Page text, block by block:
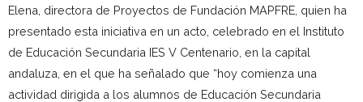
Elena, directora de Proyectos de Fundación MAPFRE, quien ha
presentado esta iniciativa en un acto, celebrado en el Instituto
de Educación Secundaria IES V Centenario, en la capital
andaluza, en el que ha señalado que “hoy comienza una
actividad dirigida a los alumnos de Educación Secundaria